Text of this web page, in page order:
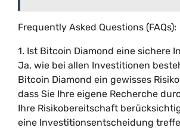
Frequently Asked Questions (FAQs):
1. Ist Bitcoin Diamond eine sichere
Ja, wie bei allen Investitionen
Bitcoin Diamond ein gewisses
dass Sie Ihre eigene Recherche
Ihre Risikobereitschaft
eine Investitionsentscheidung